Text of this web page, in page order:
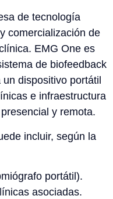
de tecnología
comercialización de
EMG One es
de biofeedback
dispositivo portátil
e infraestructura
y remota.
incluir, según la
portátil).
asociadas.